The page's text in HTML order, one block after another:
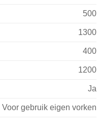
500
1300
400
1200
Ja
Voor gebruik eigen vorken